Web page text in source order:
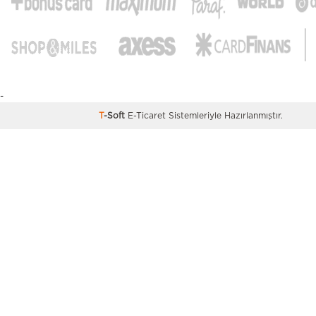
gardırobu oluşturabilirsiniz.
-
T-Soft E-TicaretSistemleriyle Hazırlanmıştır.